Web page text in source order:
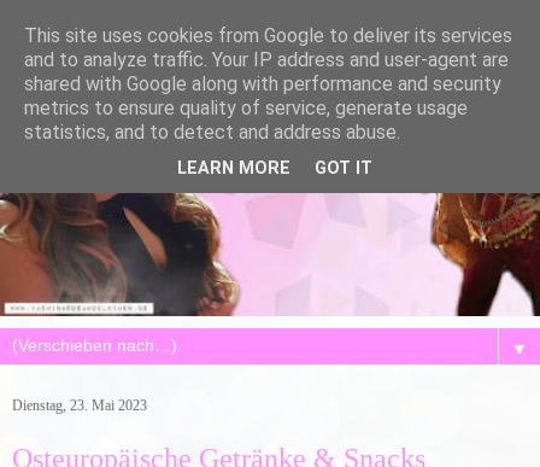
▼
Dienstag, 23. Mai 2023
Osteuropäische Getränke & Snacks
This site uses cookies from Google to deliver its services
and to analyze traffic. Your IP address and user-agent are
shared with Google along with performance and security
metrics to ensure quality of service, generate usage
statistics, and to detect and address abuse.
LEARN MORE GOT IT